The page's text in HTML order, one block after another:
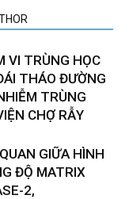
VI TRÙNG HỌC
THÁO ĐƯỜNG
TRÙNG
CHỢ RẪY
GIỮA HÌNH
ĐỘ MATRIX
2,